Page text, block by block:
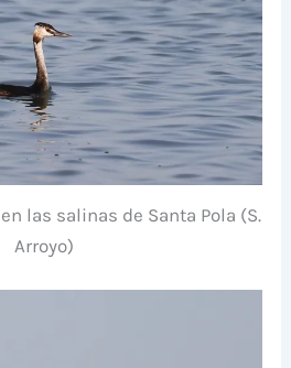
las salinas de Santa Pola (S.
Arroyo)